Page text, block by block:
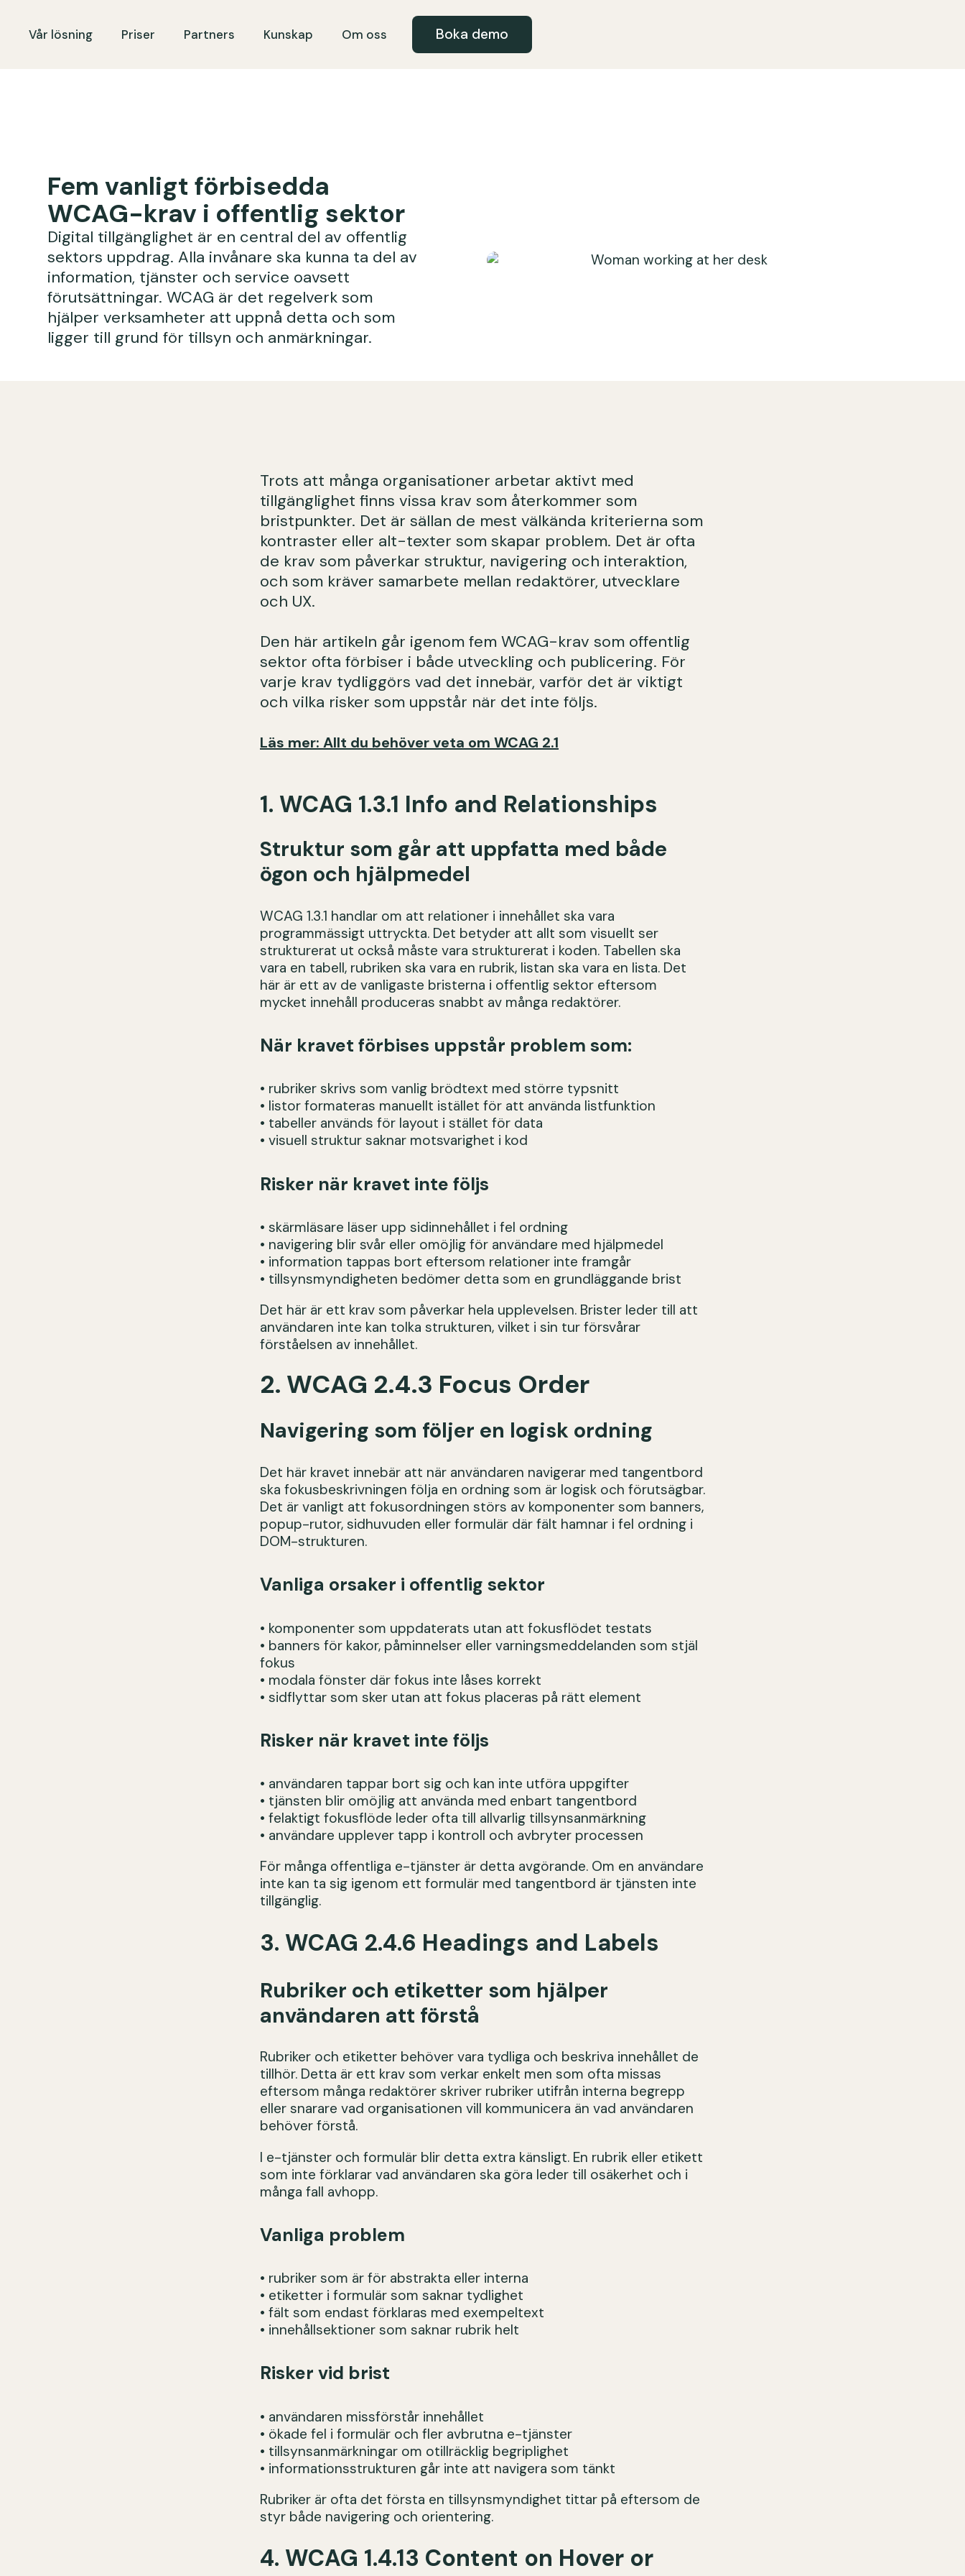
Vår lösning Priser Partners Kunskap Om oss Boka demo
Fem vanligt förbisedda
WCAG-krav i offentlig sektor
Digital tillgänglighet är en central del av offentlig
sektors uppdrag. Alla invånare ska kunna ta del av
information, tjänster och service oavsett
förutsättningar. WCAG är det regelverk som
hjälper verksamheter att uppnå detta och som
ligger till grund för tillsyn och anmärkningar.
Trots att många organisationer arbetar aktivt med
tillgänglighet finns vissa krav som återkommer som
bristpunkter. Det är sällan de mest välkända kriterierna som
kontraster eller alt-texter som skapar problem. Det är ofta
de krav som påverkar struktur, navigering och interaktion,
och som kräver samarbete mellan redaktörer, utvecklare
och UX.
Den här artikeln går igenom fem WCAG-krav som offentlig
sektor ofta förbiser i både utveckling och publicering. För
varje krav tydliggörs vad det innebär, varför det är viktigt
och vilka risker som uppstår när det inte följs.
Läs mer: Allt du behöver veta om WCAG 2.1
1. WCAG 1.3.1 Info and Relationships
Struktur som går att uppfatta med både
ögon och hjälpmedel
WCAG 1.3.1 handlar om att relationer i innehållet ska vara
programmässigt uttryckta. Det betyder att allt som visuellt ser
strukturerat ut också måste vara strukturerat i koden. Tabellen ska
vara en tabell, rubriken ska vara en rubrik, listan ska vara en lista. Det
här är ett av de vanligaste bristerna i offentlig sektor eftersom
mycket innehåll produceras snabbt av många redaktörer.
När kravet förbises uppstår problem som:
• rubriker skrivs som vanlig brödtext med större typsnitt
• listor formateras manuellt istället för att använda listfunktion
• tabeller används för layout i stället för data
• visuell struktur saknar motsvarighet i kod
Risker när kravet inte följs
• skärmläsare läser upp sidinnehållet i fel ordning
• navigering blir svår eller omöjlig för användare med hjälpmedel
• information tappas bort eftersom relationer inte framgår
• tillsynsmyndigheten bedömer detta som en grundläggande brist
Det här är ett krav som påverkar hela upplevelsen. Brister leder till att
användaren inte kan tolka strukturen, vilket i sin tur försvårar
förståelsen av innehållet.
2. WCAG 2.4.3 Focus Order
Navigering som följer en logisk ordning
Det här kravet innebär att när användaren navigerar med tangentbord
ska fokusbeskrivningen följa en ordning som är logisk och förutsägbar.
Det är vanligt att fokusordningen störs av komponenter som banners,
popup-rutor, sidhuvuden eller formulär där fält hamnar i fel ordning i
DOM-strukturen.
Vanliga orsaker i offentlig sektor
• komponenter som uppdaterats utan att fokusflödet testats
• banners för kakor, påminnelser eller varningsmeddelanden som stjäl
fokus
• modala fönster där fokus inte låses korrekt
• sidflyttar som sker utan att fokus placeras på rätt element
Risker när kravet inte följs
• användaren tappar bort sig och kan inte utföra uppgifter
• tjänsten blir omöjlig att använda med enbart tangentbord
• felaktigt fokusflöde leder ofta till allvarlig tillsynsanmärkning
• användare upplever tapp i kontroll och avbryter processen
För många offentliga e-tjänster är detta avgörande. Om en användare
inte kan ta sig igenom ett formulär med tangentbord är tjänsten inte
tillgänglig.
3. WCAG 2.4.6 Headings and Labels
Rubriker och etiketter som hjälper
användaren att förstå
Rubriker och etiketter behöver vara tydliga och beskriva innehållet de
tillhör. Detta är ett krav som verkar enkelt men som ofta missas
eftersom många redaktörer skriver rubriker utifrån interna begrepp
eller snarare vad organisationen vill kommunicera än vad användaren
behöver förstå.
I e-tjänster och formulär blir detta extra känsligt. En rubrik eller etikett
som inte förklarar vad användaren ska göra leder till osäkerhet och i
många fall avhopp.
Vanliga problem
• rubriker som är för abstrakta eller interna
• etiketter i formulär som saknar tydlighet
• fält som endast förklaras med exempeltext
• innehållsektioner som saknar rubrik helt
Risker vid brist
• användaren missförstår innehållet
• ökade fel i formulär och fler avbrutna e-tjänster
• tillsynsanmärkningar om otillräcklig begriplighet
• informationsstrukturen går inte att navigera som tänkt
Rubriker är ofta det första en tillsynsmyndighet tittar på eftersom de
styr både navigering och orientering.
4. WCAG 1.4.13 Content on Hover or